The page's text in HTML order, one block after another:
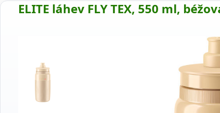
ELITE láhev FLY TEX, 550 ml,